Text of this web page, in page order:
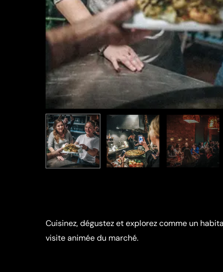
Cuisinez, dégustez et explorez comme un
visite animée du marché.